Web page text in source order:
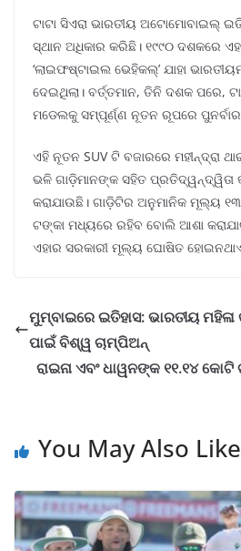
ଟାଟା ସିଏରା ଭାରତୀୟ ଅଟୋମୋବାଇଲ୍
ସ୍ଥାନ ଅଧିକାର କରିଛି। ୧୯୯୦ ଦଶକରେ
‘ଲାଇଫଷ୍ଟାଇଲ ଭେହିକଲ୍’ ଯାହା
ଦେଇଥିଲା। ବର୍ତ୍ତମାନ, ତିନି ଦଶକ ପରେ,
ମଡେଲକୁ ସମ୍ପୂର୍ଣ୍ଣ ନୂତନ ରୂପରେ
ଏହି ନୂତନ SUV ଟି ବଜାରରେ ମହୀନ୍ଦ୍ରା
ଭଳି ଗାଡ଼ିମାନଙ୍କ ସହିତ
କରାଯାଉଛି। ଗାଡ଼ିଟିର ଅନୁମାନିକ ମୂଲ୍ୟ
ଟଙ୍କା ମଧ୍ୟରେ ରହିବ ବୋଲି ଆଶା
ଏହାର ସରକାରୀ ମୂଲ୍ୟ ଘୋଷିତ
ମୁମ୍ବାଇରେ ଇତିହାସ: ଭାରତୀୟ
ପାଇଁ ବିଶ୍ୱ ଚାମ୍ପିଅନ୍
ରାଇନା ଏବଂ ଧାୱନଙ୍କ ୧୧.୧୪
You May Also Like